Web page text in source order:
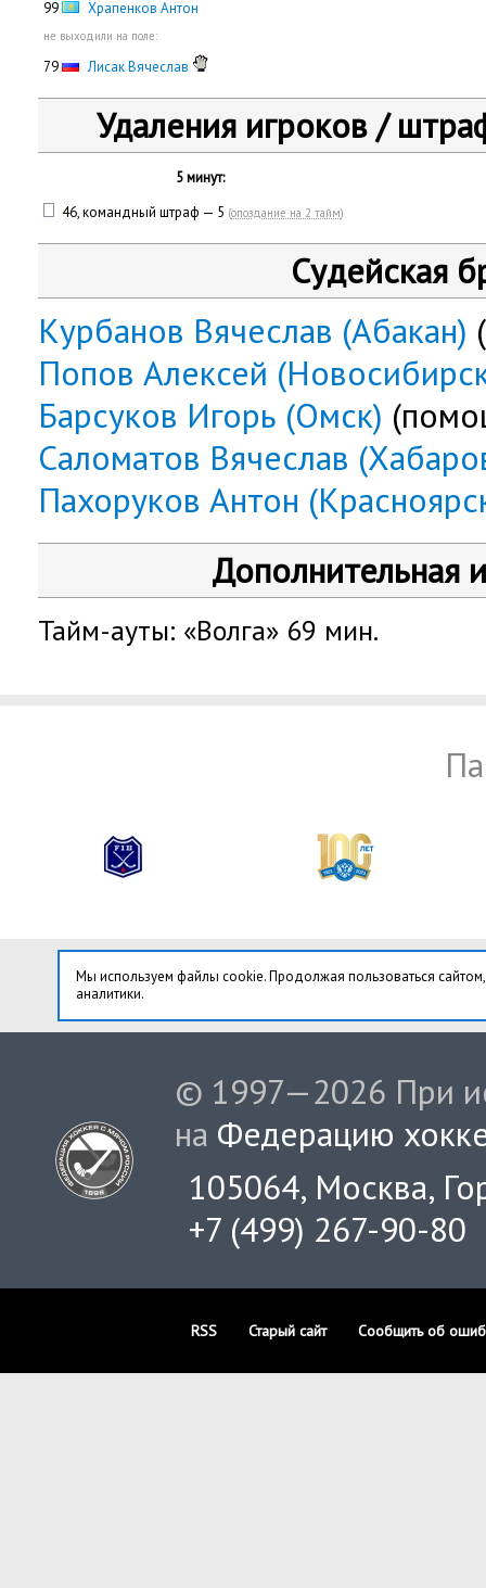
99
Храпенков Антон
не выходили на поле:
79 Лисак Вячеслав
Удаления игроков /
5 минут:
46, командный штраф — 5 (опоздание на 2 тайм)
Судейская
Курбанов Вячеслав (Абакан)
Попов Алексей
Барсуков Игорь (Омск)
Саломатов Вячеслав
Пахоруков Антон
Дополнительная
Тайм-ауты: «Волга» 69 мин.
Мы используем файлы cookie. Продолжая пользоваться
аналитики.
© 1997—2026 При
на Федерацию
105064, Москва,
+7 (499) 267-90-80
RSS Старый сайт Сообщить об